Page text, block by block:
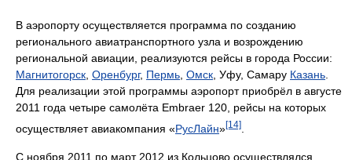
В аэропорту осуществляется программа по созданию
регионального авиатранспортного узла и возрождению
региональной авиации, реализуются рейсы в города России:
Магнитогорск Оренбург, Пермь Омск , Уфу, Самару Казань
Для реализации этой программы аэропорт приобрёл в августе
2011 года четыре самолёта Embraer 120, рейсы на которых
осуществляет авиакомпания «РусЛайн»[14]
С ноября 2011 по март 2012 из Кольцово осуществлялся